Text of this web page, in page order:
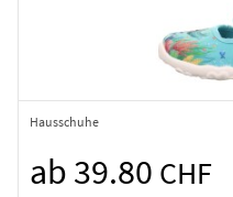
Hausschuhe
ab 39.80 CHF